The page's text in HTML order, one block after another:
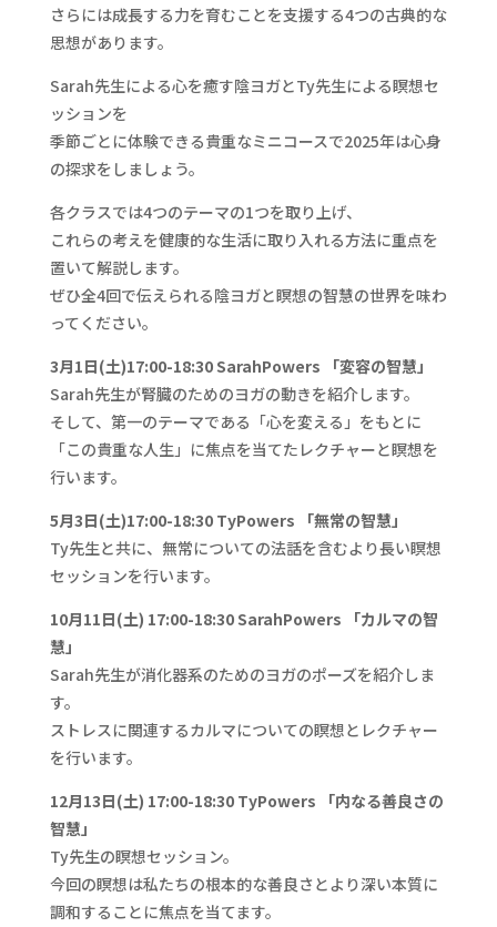
さらには成長する力を育むことを支援する4つの古典的な
思想があります。
Sarah先生による心を癒す陰ヨガとTy先生による瞑想セ
ッションを
季節ごとに体験できる貴重なミニコースで2025年は心身
の探求をしましょう。
各クラスでは4つのテーマの1つを取り上げ、
これらの考えを健康的な生活に取り入れる方法に重点を
置いて解説します。
ぜひ全4回で伝えられる陰ヨガと瞑想の智慧の世界を味わ
ってください。
3月1日(土)17:00-18:30 SarahPowers 「変容の智慧」
Sarah先生が腎臓のためのヨガの動きを紹介します。
そして、第一のテーマである「心を変える」をもとに
「この貴重な人生」に焦点を当てたレクチャーと瞑想を
行います。
5月3日(土)17:00-18:30 TyPowers 「無常の智慧」
Ty先生と共に、無常についての法話を含むより長い瞑想
セッションを行います。
10月11日(土) 17:00-18:30 SarahPowers 「カルマの智
慧」
Sarah先生が消化器系のためのヨガのポーズを紹介しま
す。
ストレスに関連するカルマについての瞑想とレクチャー
を行います。
12月13日(土) 17:00-18:30 TyPowers 「内なる善良さの
智慧」
Ty先生の瞑想セッション。
今回の瞑想は私たちの根本的な善良さとより深い本質に
調和することに焦点を当てます。